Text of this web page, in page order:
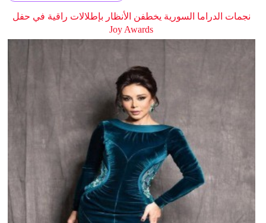
نجمات الدراما السورية يخطفن الأنظار بإطلالات راقية في حفل
Joy Awards